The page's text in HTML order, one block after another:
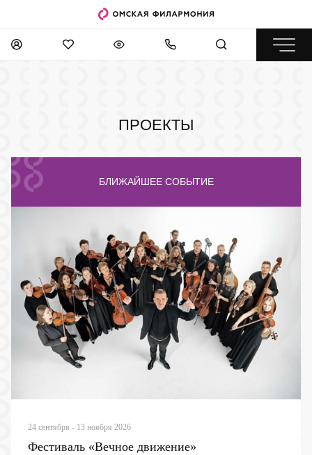
ПРОЕКТЫ
БЛИЖАЙШЕЕ СОБЫТИЕ
24 сентября - 13 ноября 2026
Фестиваль «Вечное движение»